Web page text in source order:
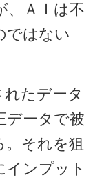
、ＡＩは不
ではない
たデータ
データで被
。それを狙
インプット